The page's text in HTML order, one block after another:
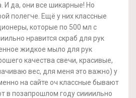
И да, они все шикарные! Но
полегче. Ещё у них классные
которые по 500 мл с
нравится скраб для рук
жидкое мыло для рук
качества свечи, красивые,
вес, для меня это важно) у
на сайте оч классные бывают
в позапрошлом году сиииильно